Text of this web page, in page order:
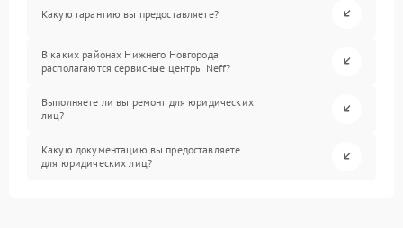
Какую гарантию вы предоставляете?
В каких районах Нижнего Новгорода
располагаются сервисные центры Neff?
Выполняете ли вы ремонт для юридических
лиц?
Какую документацию вы предоставляете
для юридических лиц?